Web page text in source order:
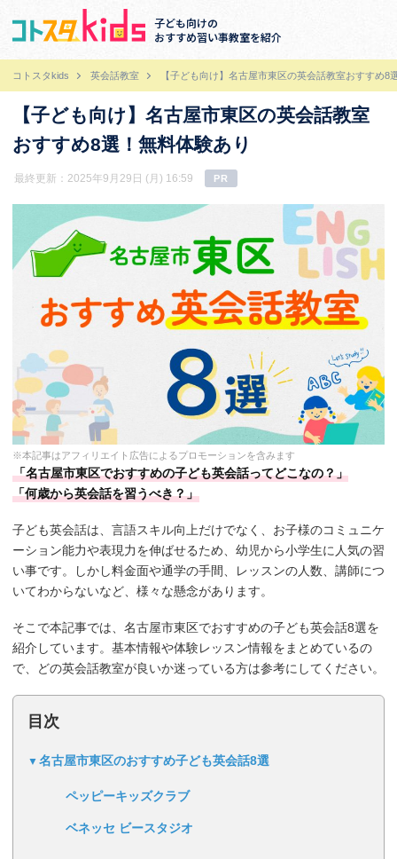
子ども向けの
おすすめ習い事教室を紹介
コトスタkids 英会話教室 【子ども向け】名古屋市東区の英会話教室おすすめ8
【子ども向け】名古屋市東区の英会話教室
おすすめ8選！無料体験あり
最終更新：2025年9月29日 (月) 16:59 PR
※本記事はアフィリエイト広告によるプロモーションを含みます
「名古屋市東区でおすすめの子ども英会話ってどこなの？」
「何歳から英会話を習うべき？」
子ども英会話は、言語スキル向上だけでなく、お子様のコミュニケ
ーション能力や表現力を伸ばせるため、幼児から小学生に人気の習
い事です。しかし料金面や通学の手間、レッスンの人数、講師につ
いてわからないなど、様々な懸念があります。
そこで本記事では、名古屋市東区でおすすめの子ども英会話8選を
紹介しています。基本情報や体験レッスン情報をまとめているの
で、どの英会話教室が良いか迷っている方は参考にしてください。
目次
名古屋市東区のおすすめ子ども英会話8選
ペッピーキッズクラブ
ベネッセ ビースタジオ